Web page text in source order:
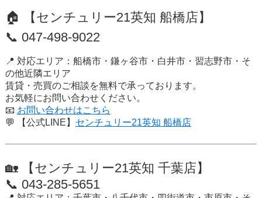
🏠 【センチュリー21英知 船橋店】
📞 047-498-9022
📍 対応エリア：船橋市・鎌ヶ谷市・白井市・習志野市・そ
の他近隣エリア
賃貸・売買のご相談を無料で承っております。
お気軽にお問い合わせください。
📧 お問い合わせはこちら
💬
【公式LINE】 センチュリー21英知 船橋店
🏡 【センチュリー21英知 千葉店】
📞 043-285-5651